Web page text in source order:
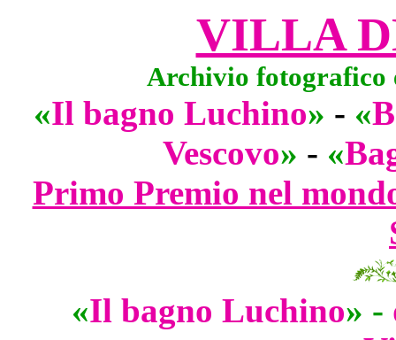
VILLA
Archivio fotografico
«Il bagno Luchino» - «
Vescovo» - «
Primo Premio nel
«Il bagno Luchino» -